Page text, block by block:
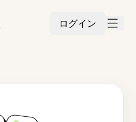
ログイン